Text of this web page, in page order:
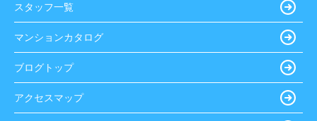
スタッフ一覧
マンションカタログ
ブログトップ
アクセスマップ